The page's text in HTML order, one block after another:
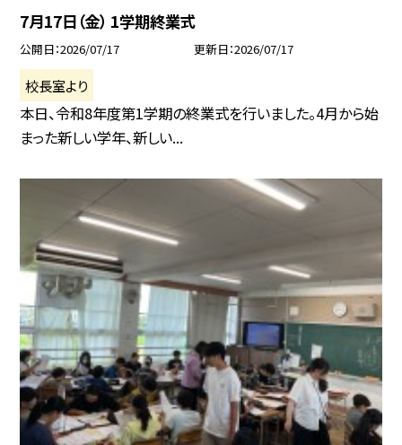
7月17日（金） 1学期終業式
公開日 2026/07/17 更新日 2026/07/17
校長室より
本日、令和8年度第1学期の終業式を行いました。4月から始
まった新しい学年、新しい...